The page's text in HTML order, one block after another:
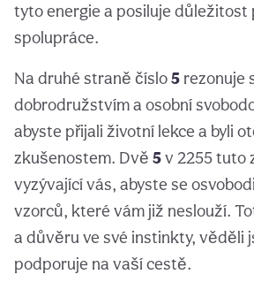
tyto energie a posiluje
spolupráce.
Na druhé straně číslo5 rezonuje
dobrodružstvím a osobní
abyste přijali životní lekce a byli
zkušenostem. Dvě 5v 2255 tuto
vyzývající vás, abyste se
vzorců, které vám již neslouží.
a důvěru ve své instinkty, věděli
podporuje na vaší cestě.